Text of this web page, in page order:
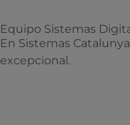
Equipo Sistemas
En Sistemas
excepcional.